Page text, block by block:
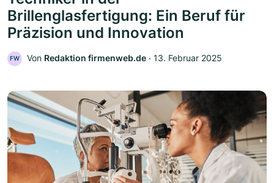
Brillenglasfertigung: Ein Beruf für
Präzision und Innovation
FW Von Redaktion firmenweb.de ‧ 13. Februar 2025